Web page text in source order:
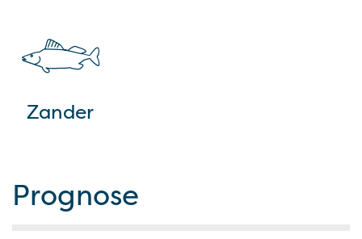
Zander
Prognose